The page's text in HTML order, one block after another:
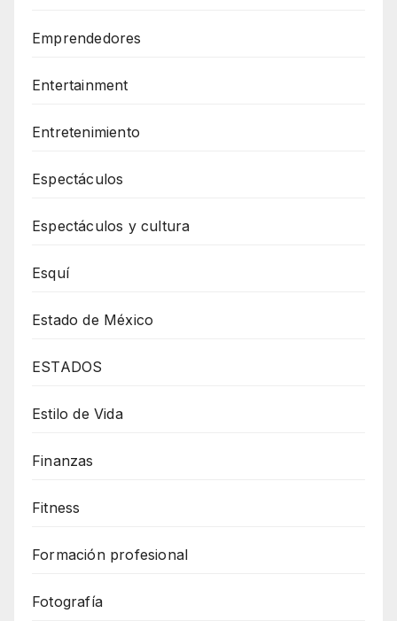
Emprendedores
Entertainment
Entretenimiento
Espectáculos
Espectáculos y cultura
Esquí
Estado de México
ESTADOS
Estilo de Vida
Finanzas
Fitness
Formación profesional
Fotografía